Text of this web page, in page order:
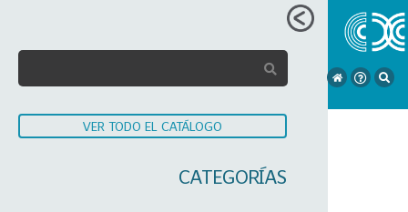
VER TODO EL CATÁLOGO
CATEGORÍAS